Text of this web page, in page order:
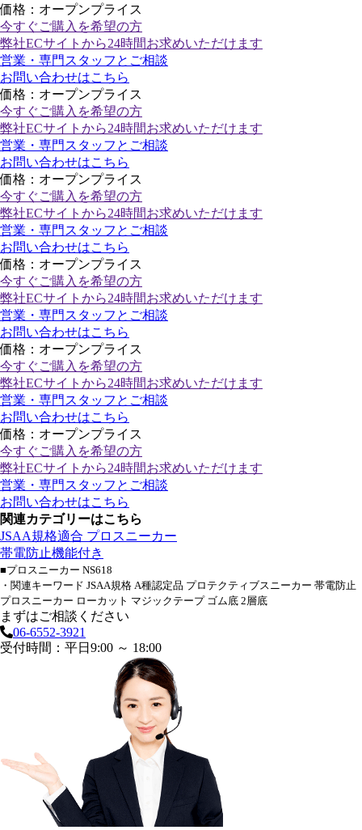
価格：オープンプライス
今すぐご購入 を希望の方
弊社ECサイトから24時間お求めいただけます
営業・専門スタッフとご相談
お問い合わせはこちら
価格：オープンプライス
今すぐご購入 を希望の方
弊社ECサイトから24時間お求めいただけます
営業・専門スタッフとご相談
お問い合わせはこちら
価格：オープンプライス
今すぐご購入 を希望の方
弊社ECサイトから24時間お求めいただけます
営業・専門スタッフとご相談
お問い合わせはこちら
価格：オープンプライス
今すぐご購入 を希望の方
弊社ECサイトから24時間お求めいただけます
営業・専門スタッフとご相談
お問い合わせはこちら
価格：オープンプライス
今すぐご購入 を希望の方
弊社ECサイトから24時間お求めいただけます
営業・専門スタッフとご相談
お問い合わせはこちら
価格：オープンプライス
今すぐご購入 を希望の方
弊社ECサイトから24時間お求めいただけます
営業・専門スタッフとご相談
お問い合わせはこちら
関連カテゴリーはこちら
JSAA規格適合 プロスニーカー
帯電防止機能付き
■プロスニーカー NS618
・関連キーワード JSAA規格 A種認定品 プロテクティブスニーカー 帯電防止
プロスニーカー ローカット マジックテープ ゴム底 2層底
まずはご相談ください
06-6552-3921
受付時間：平日9:00 ～ 18:00